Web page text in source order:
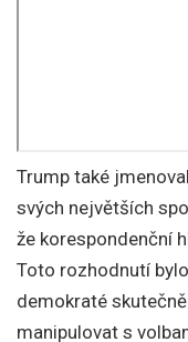
Trump také
svých největších
že korespondenční
Toto rozhodnutí
demokraté
manipulovat s